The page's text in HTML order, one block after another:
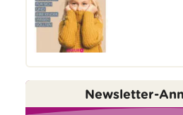
Newsletter-